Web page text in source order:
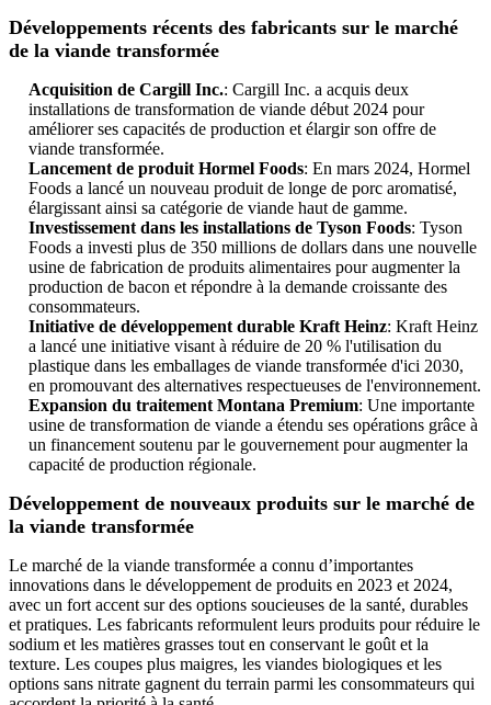
Développements récents des fabricants sur le marché
de la viande transformée
Acquisition de Cargill Inc.: Cargill Inc. a acquis deux
installations de transformation de viande début 2024 pour
améliorer ses capacités de production et élargir son offre de
viande transformée.
Lancement de produit Hormel Foods: En mars 2024, Hormel
Foods a lancé un nouveau produit de longe de porc aromatisé,
élargissant ainsi sa catégorie de viande haut de gamme.
Investissement dans les installations de Tyson Foods: Tyson
Foods a investi plus de 350 millions de dollars dans une nouvelle
usine de fabrication de produits alimentaires pour augmenter la
production de bacon et répondre à la demande croissante des
consommateurs.
Initiative de développement durable Kraft Heinz: Kraft Heinz
a lancé une initiative visant à réduire de 20 % l'utilisation du
plastique dans les emballages de viande transformée d'ici 2030,
en promouvant des alternatives respectueuses de l'environnement.
Expansion du traitement Montana Premium: Une importante
usine de transformation de viande a étendu ses opérations grâce à
un financement soutenu par le gouvernement pour augmenter la
capacité de production régionale.
Développement de nouveaux produits sur le marché de
la viande transformée
Le marché de la viande transformée a connu d’importantes
innovations dans le développement de produits en 2023 et 2024,
avec un fort accent sur des options soucieuses de la santé, durables
et pratiques. Les fabricants reformulent leurs produits pour réduire le
sodium et les matières grasses tout en conservant le goût et la
texture. Les coupes plus maigres, les viandes biologiques et les
options sans nitrate gagnent du terrain parmi les consommateurs qui